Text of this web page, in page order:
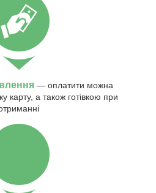
— оплатити можна
карту, а також готівкою при